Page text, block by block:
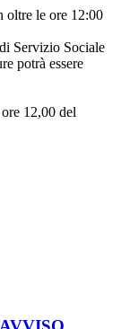
oltre le ore 12:00
Servizio Sociale
potrà essere
12,00 del